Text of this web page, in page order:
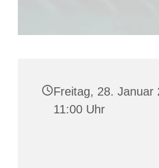
Freitag, 28. Januar
11:00 Uhr